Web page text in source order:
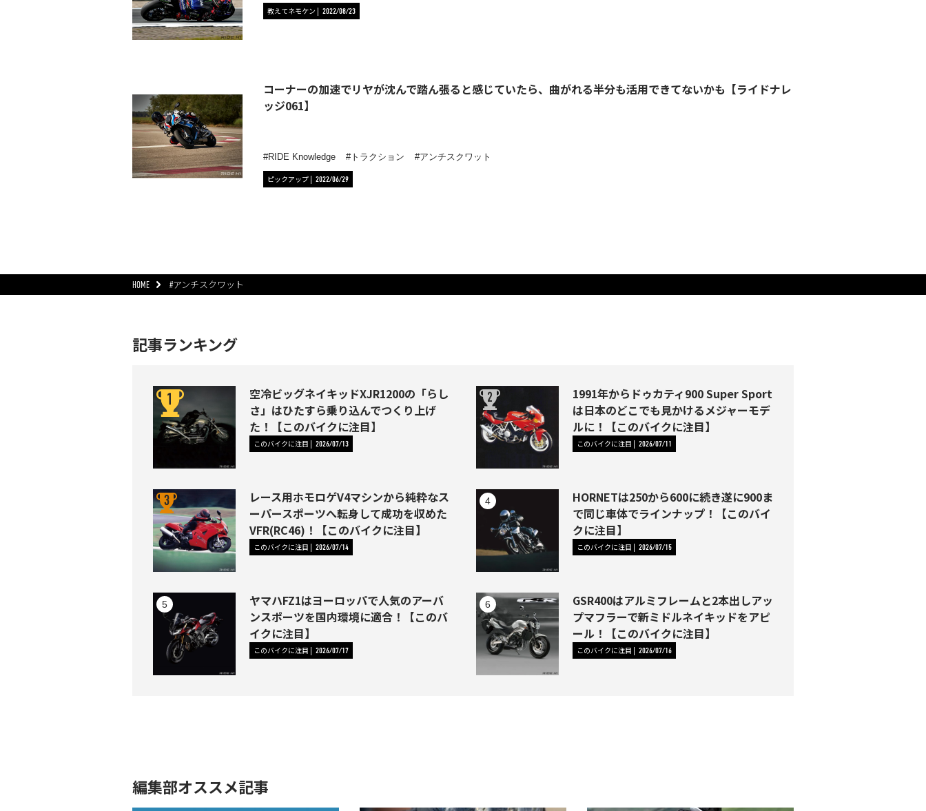
教えてネモケン 2022/08/23
コーナーの加速でリヤが沈んで踏ん張ると感じていたら、曲がれる半分も活用できてないかも【ライドナレ
ッジ061】
RIDE Knowledge トラクション アンチスクワット
ピックアップ 2022/06/29
HOME #アンチスクワット
記事ランキング
空冷ビッグネイキッドXJR1200の「らし
さ」はひたすら乗り込んでつくり上げ
た！【このバイクに注目】
このバイクに注目 2026/07/13
1991年からドゥカティ900 Super Sport
は日本のどこでも見かけるメジャーモデ
ルに！【このバイクに注目】
このバイクに注目 2026/07/11
レース用ホモロゲV4マシンから純粋なス
ーパースポーツへ転身して成功を収めた
VFR(RC46)！【このバイクに注目】
このバイクに注目 2026/07/14
HORNETは250から600に続き遂に900ま
で同じ車体でラインナップ！【このバイ
クに注目】
このバイクに注目 2026/07/15
ヤマハFZ1はヨーロッパで人気のアーバ
ンスポーツを国内環境に適合！【このバ
イクに注目】
このバイクに注目 2026/07/17
GSR400はアルミフレームと2本出しアッ
プマフラーで新ミドルネイキッドをアピ
ール！【このバイクに注目】
このバイクに注目 2026/07/16
編集部オススメ記事